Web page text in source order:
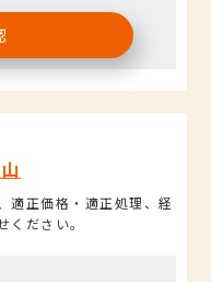
適正価格・適正処理、経
ください。